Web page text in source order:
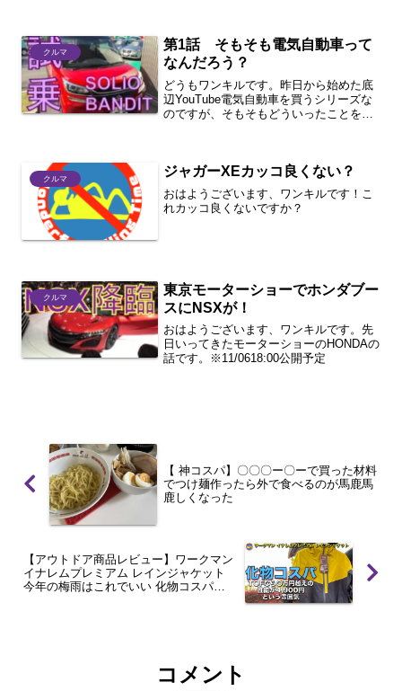
ごに今回の論点 ...
クルマ
第1話 そもそも電気自動車って
なんだろう？
どうもワンキルです。昨日から始めた底
辺YouTube電気自動車を買うシリーズな
のですが、そもそもどういったことを始
工程はなんなのか？...
クルマ ジャガーXEカッコ良くない？
おはようございます、ワンキルです！こ
れカッコ良くないですか？
クルマ
東京モーターショーでホンダブー
スにNSXが！
おはようございます、ワンキルです。先
日いってきたモーターショーのHONDAの
話です。※11/0618:00公開予定
【 神コスパ】〇〇〇ー〇ーで買った材料
でつけ麺作ったら外で食べるのが馬鹿馬
鹿しくなった
【アウトドア商品レビュー】ワークマン
イナレムプレミアム レインジャケット
今年の梅雨はこれでいい 化物コスパ
コメント